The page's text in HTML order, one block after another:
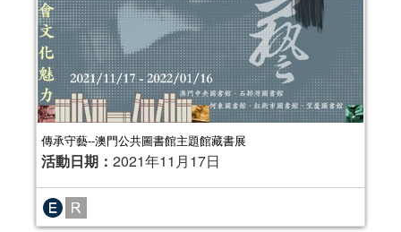
傳承守藝--澳門公共圖書館主題館藏書展
活動日期： 2021年11月17日